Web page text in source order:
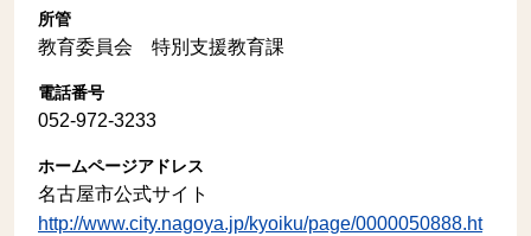
所管
教育委員会 特別支援教育課
電話番号
052-972-3233
ホームページアドレス
名古屋市公式サイト
http://www.city.nagoya.jp/kyoiku/page/0000050888.ht